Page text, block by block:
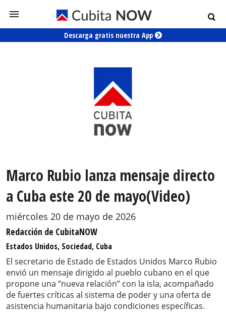
Descarga gratis nuestra App
Marco Rubio lanza mensaje directo
a Cuba este 20 de mayo(Video)
miércoles 20 de mayo de 2026
Redacción de CubitaNOW
Estados Unidos, Sociedad, Cuba
El secretario de Estado de Estados Unidos Marco Rubio
envió un mensaje dirigido al pueblo cubano en el que
propone una “nueva relación” con la isla, acompañado
de fuertes críticas al sistema de poder y una oferta de
asistencia humanitaria bajo condiciones específicas.